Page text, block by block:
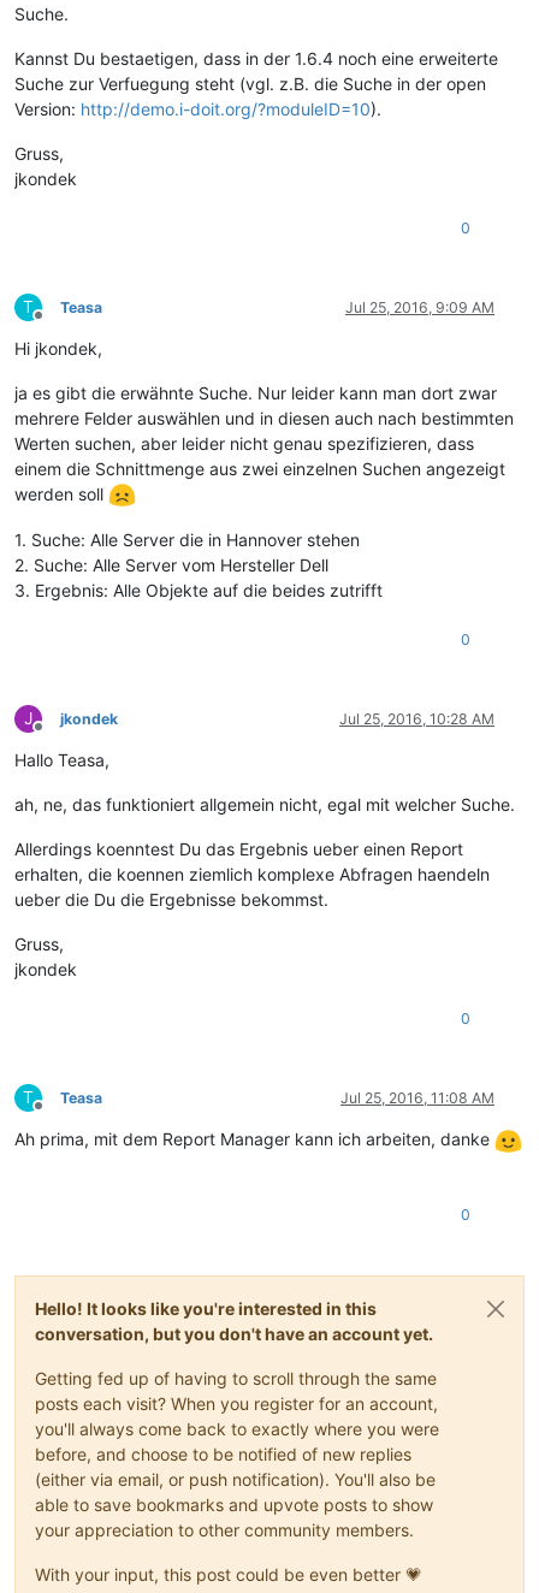
Suche.
Kannst Du bestaetigen, dass in der 1.6.4 noch eine erweiterte
Suche zur Verfuegung steht (vgl. z.B. die Suche in der open
Version: http://demo.i-doit.org/?moduleID=10).
Gruss,
jkondek
0
T
Offline
Teasa Jul 25, 2016, 9:09 AM
Hi jkondek,
ja es gibt die erwähnte Suche. Nur leider kann man dort zwar
mehrere Felder auswählen und in diesen auch nach bestimmten
Werten suchen, aber leider nicht genau spezifizieren, dass
einem die Schnittmenge aus zwei einzelnen Suchen angezeigt
werden soll
1. Suche: Alle Server die in Hannover stehen
2. Suche: Alle Server vom Hersteller Dell
3. Ergebnis: Alle Objekte auf die beides zutrifft
0
J
Offline
jkondek Jul 25, 2016, 10:28 AM
Hallo Teasa,
ah, ne, das funktioniert allgemein nicht, egal mit welcher Suche.
Allerdings koenntest Du das Ergebnis ueber einen Report
erhalten, die koennen ziemlich komplexe Abfragen haendeln
ueber die Du die Ergebnisse bekommst.
Gruss,
jkondek
0
T
Offline
Teasa Jul 25, 2016, 11:08 AM
Ah prima, mit dem Report Manager kann ich arbeiten, danke
0
Hello! It looks like you're interested in this
conversation, but you don't have an account yet.
Getting fed up of having to scroll through the same
posts each visit? When you register for an account,
you'll always come back to exactly where you were
before, and choose to be notified of new replies
(either via email, or push notification). You'll also be
able to save bookmarks and upvote posts to show
your appreciation to other community members.
With your input, this post could be even better 💗